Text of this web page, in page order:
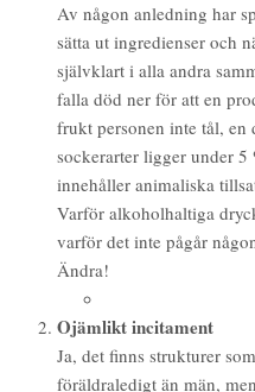
Av någon anledning har
sätta ut ingredienser och
självklart i alla andra
falla död ner för att en
frukt personen inte tål, en
sockerarter ligger under
innehåller animaliska
Varför alkoholhaltiga
varför det inte pågår
Ändra!
Ojämlikt incitament
Ja, det finns strukturer
föräldraledigt än män,